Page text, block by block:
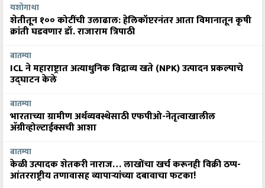
यशोगाथा
शेतीतून १०० कोटींची उलाढाल: हेलिकॉप्टरनंतर आता विमानातून कृषी
क्रांती घडवणार डॉ. राजाराम त्रिपाठी
बातम्या
ICL ने महाराष्ट्रात अत्याधुनिक विद्राव्य खते (NPK) उत्पादन प्रकल्पाचे
उद्घाटन केले
बातम्या
भारताच्या ग्रामीण अर्थव्यवस्थेसाठी एफपीओ-नेतृत्वाखालील
अ‍ॅग्रीव्होल्टाईक्सची आशा
बातम्या
केळी उत्पादक शेतकरी नाराज… लाखोंचा खर्च करूनही विक्री ठप्प-
आंतरराष्ट्रीय तणावासह व्यापाऱ्यांच्या दबावाचा फटका!